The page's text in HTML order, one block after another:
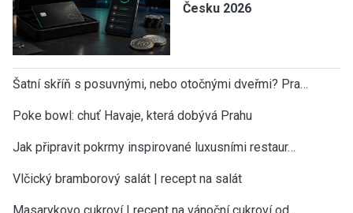
Česku 2026
Šatní skříň s posuvnými, nebo otočnými dveřmi? Pra…
Poke bowl: chuť Havaje, která dobývá Prahu
Jak připravit pokrmy inspirované luxusními restaur…
Vlčický bramborový salát | recept na salát